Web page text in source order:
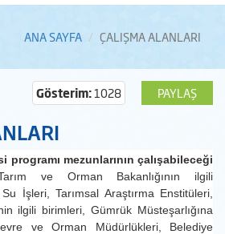
ANA SAYFA ÇALIŞMA ALANLARI
PAYLAŞ
Gösterim:1028
mezunlarının çalışabileceği
ve Orman Bakanlığının ilgili
İşleri, Tarımsal Araştırma Enstitüleri,
ilgili birimleri, Gümrük Müsteşarlığına
ve Orman Müdürlükleri, Belediye